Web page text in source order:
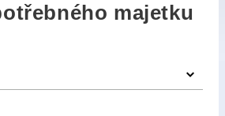
majetku